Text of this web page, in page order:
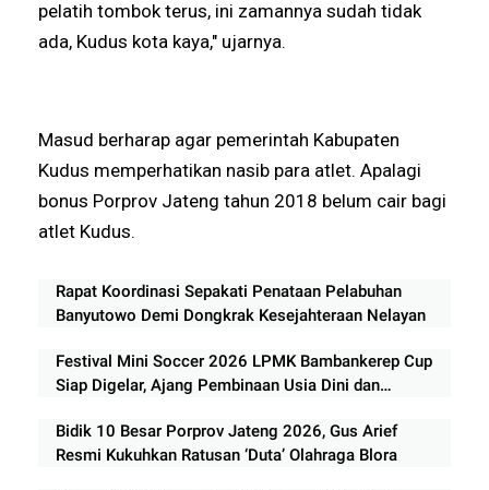
pelatih tombok terus, ini zamannya sudah tidak
ada, Kudus kota kaya," ujarnya.
Masud berharap agar pemerintah Kabupaten
Kudus memperhatikan nasib para atlet. Apalagi
bonus Porprov Jateng tahun 2018 belum cair bagi
atlet Kudus.
Rapat Koordinasi Sepakati Penataan Pelabuhan
Banyutowo Demi Dongkrak Kesejahteraan Nelayan
Festival Mini Soccer 2026 LPMK Bambankerep Cup
Siap Digelar, Ajang Pembinaan Usia Dini dan
Bidik 10 Besar Porprov Jateng 2026, Gus Arief
Resmi Kukuhkan Ratusan ‘Duta’ Olahraga Blora